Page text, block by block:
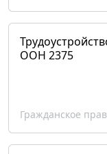
ООН 2375
Гражданское